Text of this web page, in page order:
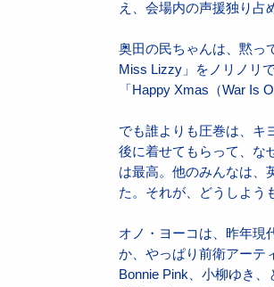
え、会場内の声援独り占
奥田の民ちゃんは、黙っ
Miss Lizzy」をノリノリ
「Happy Xmas（War Is
でも誰よりも圧巻は、キ
後に着せてもらって、な
は最高。他のみんなは、
た。それが、どうしよう
オノ・ヨーコは、昨年現
か、やっぱり前衛アーテ
Bonnie Pink、小柳ゆき